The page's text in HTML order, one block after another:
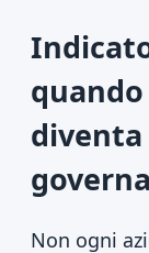
Non ogni